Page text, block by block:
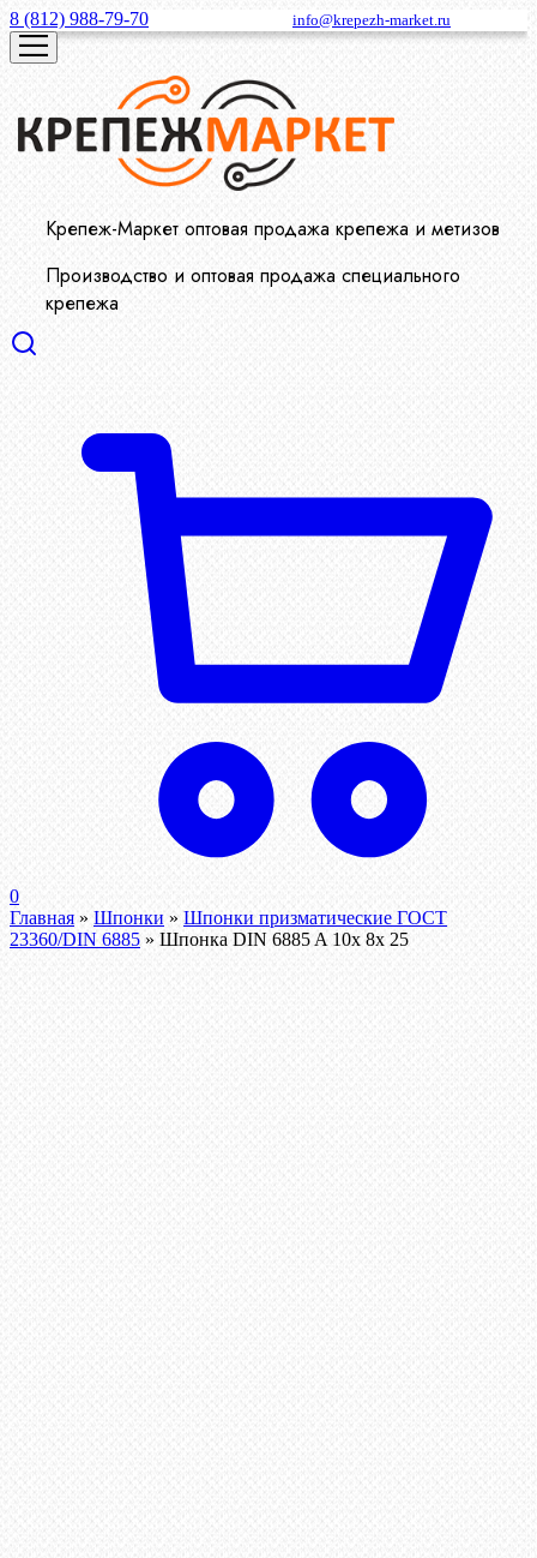
8 (812) 988-79-70 info@krepezh-market.ru
Крепеж-Маркет оптовая продажа крепежа и метизов
Производство и оптовая продажа специального
крепежа
0
Главная » Шпонки » Шпонки призматические ГОСТ
23360/DIN 6885 » Шпонка DIN 6885 A 10x 8x 25